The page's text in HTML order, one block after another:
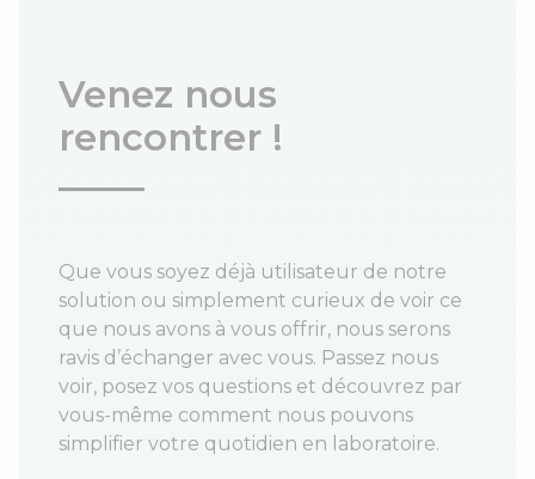
Venez nous
rencontrer !
Que vous soyez déjà utilisateur de notre
solution ou simplement curieux de voir ce
que nous avons à vous offrir, nous serons
ravis d’échanger avec vous. Passez nous
voir, posez vos questions et découvrez par
vous-même comment nous pouvons
simplifier votre quotidien en laboratoire.